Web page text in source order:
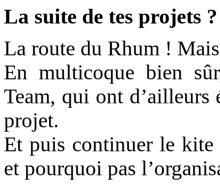
La suite de tes projets ?
La route du Rhum !
En multicoque bien
Team, qui ont d’ailleurs
projet.
Et puis continuer le kite
et pourquoi pas